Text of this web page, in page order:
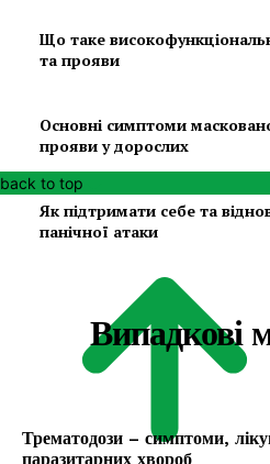
back to top
Що таке
та прояви
Основні симптоми
прояви у дорослих
Як підтримати себе та
панічної атаки
Випадкові
Трематодози – симптоми,
паразитарних хвороб